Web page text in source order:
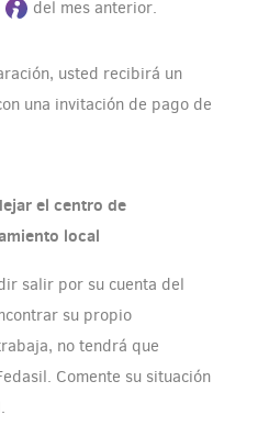
del mes anterior.
usted recibirá un
una invitación de pago de
el centro de
local
salir por su cuenta del
su propio
no tendrá que
Comente su situación